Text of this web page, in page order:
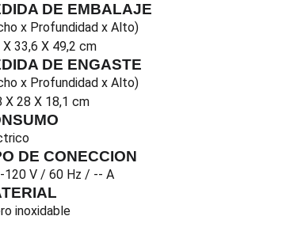
DE EMBALAJE
x Profundidad x Alto)
X 33,6 X 49,2 cm
DE ENGASTE
x Profundidad x Alto)
X 28 X 18,1 cm
DE CONECCION
120 V / 60 Hz / -- A
inoxidable